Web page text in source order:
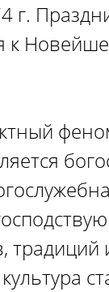
г.
к
традиций